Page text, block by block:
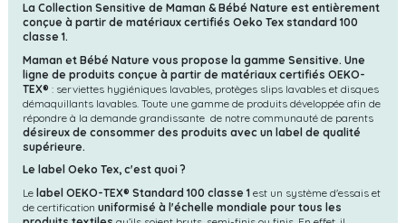
La Collection Sensitive de Maman & Bébé Nature est entièrement
conçue à partir de matériaux certifiés Oeko Tex standard 100
classe 1.
Maman et Bébé Nature vous propose la gamme Sensitive. Une
ligne de produits conçue à partir de matériaux certifiés OEKO-
TEX® : serviettes hygiéniques lavables, protèges slips lavables et disques
démaquillants lavables. Toute une gamme de produits développée afin de
répondre à la demande grandissante de notre communauté de parents
désireux de consommer des produits avec un label de qualité
supérieure.
Le label Oeko Tex, c'est quoi ?
Le label OEKO-TEX® Standard 100 classe 1 est un système d'essais et
de certification uniformisé à l'échelle mondiale pour tous les